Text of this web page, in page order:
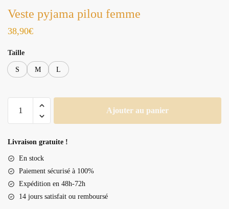
Veste pyjama pilou femme
38,90€
Taille
S M L
pyjama
femme
Ajouter au panier
Livraison gratuite !
En stock
Paiement sécurisé à 100%
Expédition en 48h-72h
14 jours satisfait ou remboursé